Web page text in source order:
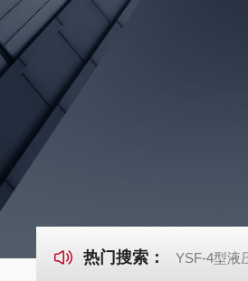
热门搜索： YSF-4型液